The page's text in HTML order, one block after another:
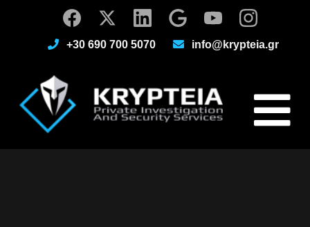
+30 690 700 5070 info@krypteia.gr